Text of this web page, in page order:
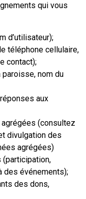
qui vous
d’utilisateur);
téléphone cellulaire,
contact);
nom du
aux
(consultez
divulgation des
agrégées)
des événements);
des dons,